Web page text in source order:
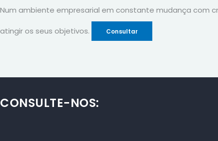
Num ambiente empresarial em constante mudança com
atingir os seus objetivos. Consultar
CONSULTE-NOS: